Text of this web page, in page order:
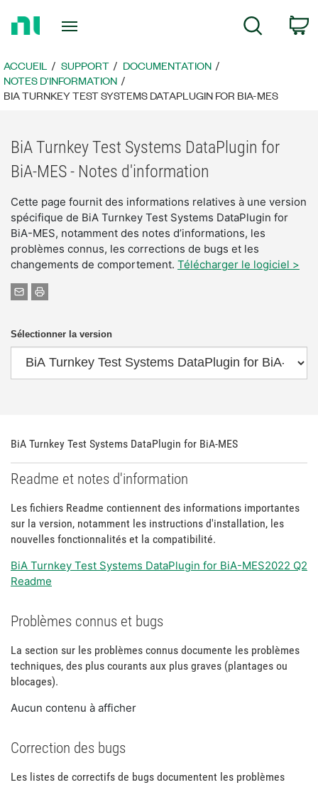
page
d’accueil
ACCUEIL SUPPORT
DOCUMENTATION
NOTES D'INFORMATION
BIA TURNKEY TEST SYSTEMS DATAPLUGIN FOR BIA-MES
BiA Turnkey Test Systems DataPlugin for
BiA-MES - Notes d'information
Cette page fournit des informations relatives à une version
spécifique de BiA Turnkey Test Systems DataPlugin for
BiA-MES, notamment des notes d’informations, les
problèmes connus, les corrections de bugs et les
changements de comportement. Télécharger le logiciel >
Sélectionner la version
BiA Turnkey Test Systems DataPlugin for BiA-MES
Readme et notes d'information
Les fichiers Readme contiennent des informations importantes
sur la version, notamment les instructions d'installation, les
nouvelles fonctionnalités et la compatibilité.
BiA Turnkey Test Systems DataPlugin for BiA-MES2022 Q2
Readme
Problèmes connus et bugs
La section sur les problèmes connus documente les problèmes
techniques, des plus courants aux plus graves (plantages ou
blocages).
Aucun contenu à afficher
Correction des bugs
Les listes de correctifs de bugs documentent les problèmes